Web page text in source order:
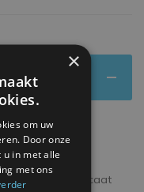
exclusieve
echtheidscertificaat
×
om uw
Door onze
in met alle
met ons